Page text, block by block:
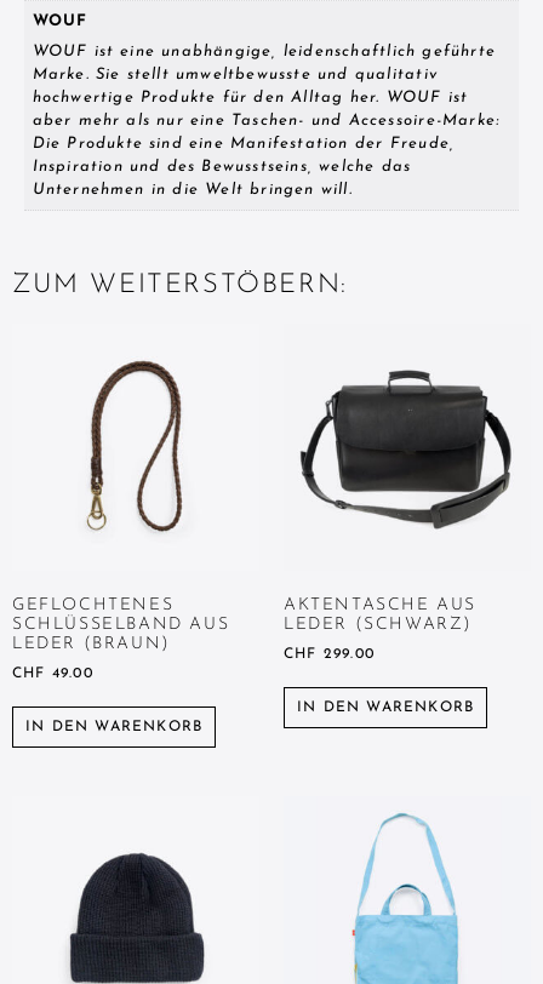
WOUF
WOUF ist eine unabhängige, leidenschaftlich geführte
Marke. Sie stellt umweltbewusste und qualitativ
hochwertige Produkte für den Alltag her. WOUF ist
aber mehr als nur eine Taschen- und Accessoire-Marke:
Die Produkte sind eine Manifestation der Freude,
Inspiration und des Bewusstseins, welche das
Unternehmen in die Welt bringen will.
ZUM WEITERSTÖBERN:
GEFLOCHTENES
SCHLÜSSELBAND AUS
LEDER (BRAUN)
CHF 49.00
IN DEN WARENKORB
AKTENTASCHE AUS
LEDER (SCHWARZ)
CHF 299.00
IN DEN WARENKORB